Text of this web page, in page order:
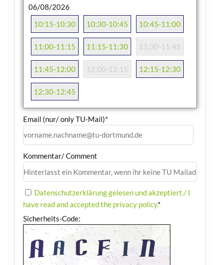
06/08/2026
10:15-10:30
10:30-10:45 10:45-11:00
11:00-11:15 11:15-11:30 11:30-11:45
11:45-12:00 12:00-12:15 12:15-12:30
12:30-12:45
Email (nur/ only TU-Mail)*
Kommentar/ Comment
Datenschutzerklärung gelesen und akzeptiert./ I
have read and accepted the privacy policy.*
Sicherheits-Code: